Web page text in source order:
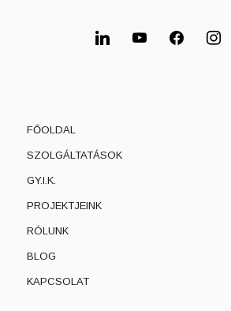
FŐOLDAL
SZOLGÁLTATÁSOK
GY.I.K.
PROJEKTJEINK
RÓLUNK
BLOG
KAPCSOLAT